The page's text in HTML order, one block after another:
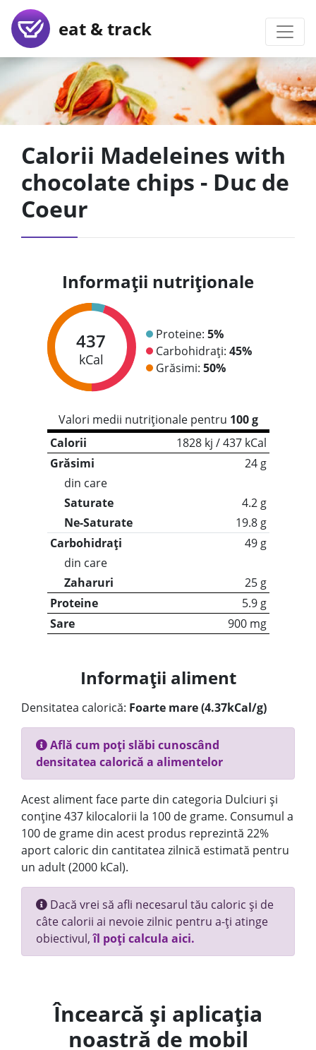
eat & track
Calorii Madeleines with
chocolate chips - Duc de
Coeur
Informații nutriționale
437
kCal
Proteine: 5%
Carbohidrați: 45%
Grăsimi: 50%
Valori medii nutriționale pentru 100 g
Calorii
1828 kj / 437 kCal
Grăsimi
24 g
din care
Saturate
4.2 g
Ne-Saturate
19.8 g
Carbohidrați
49 g
din care
Zaharuri
25 g
Proteine
5.9 g
Sare
900 mg
Informații aliment
Densitatea calorică: Foarte mare (4.37kCal/g)
Află cum poți slăbi cunoscând
densitatea calorică a alimentelor
Acest aliment face parte din categoria Dulciuri și
conține 437 kilocalorii la 100 de grame. Consumul a
100 de grame din acest produs reprezintă 22%
aport caloric din cantitatea zilnică estimată pentru
un adult (2000 kCal).
Dacă vrei să afli necesarul tău caloric și de
câte calorii ai nevoie zilnic pentru a-ți atinge
obiectivul,îl poți calcula aici.
Încearcă și aplicația
noastră de mobil